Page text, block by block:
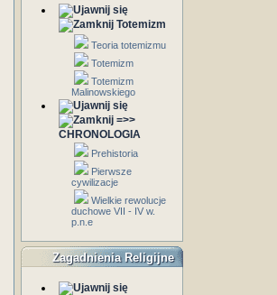
Totemizm
Teoria totemizmu
Totemizm
Totemizm
Malinowskiego
=>>
CHRONOLOGIA
Prehistoria
Pierwsze
cywilizacje
Wielkie rewolucje
duchowe VII - IV w.
p.n.e
Zagadnienia Religijne